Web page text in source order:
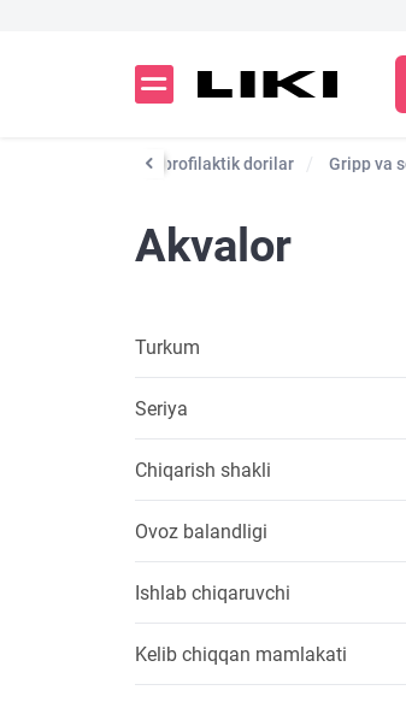
Dori vositalari va profilaktik dorilar Gripp va
Akvalor
Turkum
Seriya
Chiqarish shakli
Ovoz balandligi
Ishlab chiqaruvchi
Kelib chiqqan mamlakati